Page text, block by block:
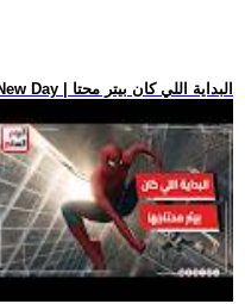
.. فيلم Spider-Man: Brand New Day | البداية اللي كان بيتر محتا